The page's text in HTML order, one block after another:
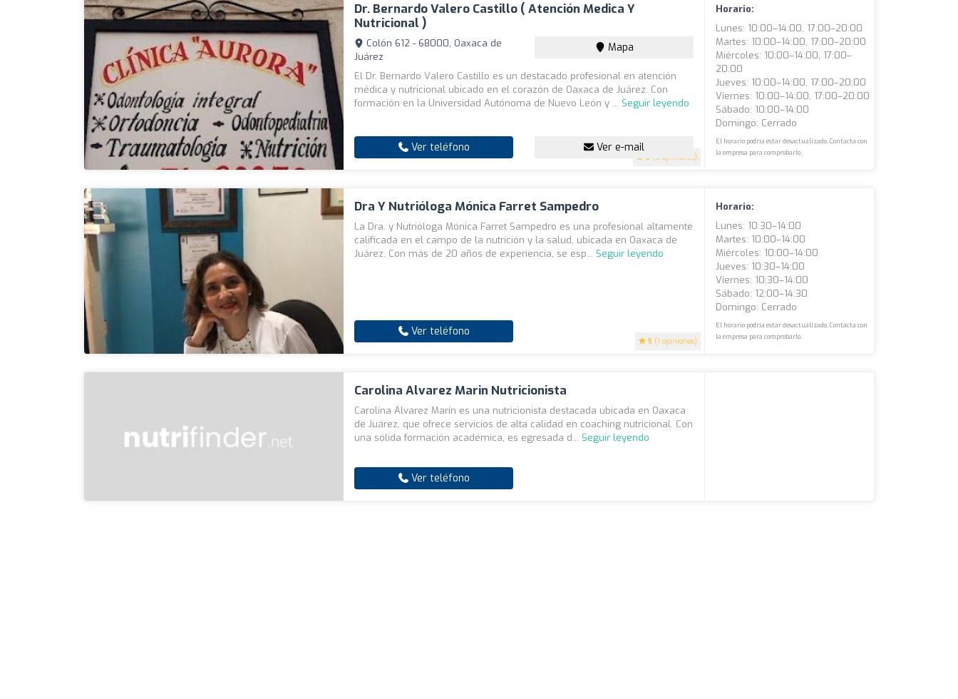
Dr. Bernardo Valero Castillo ( Atención Medica Y
Nutricional )
5 (5 opiniones)
Colón 612 - 68000, Oaxaca de
Juárez
Mapa
El Dr. Bernardo Valero Castillo es un destacado profesional en atención
médica y nutricional ubicado en el corazón de Oaxaca de Juárez. Con
formación en la Universidad Autónoma de Nuevo León y ... Seguir leyendo
Ver teléfono Ver e-mail
Horario:
Lunes: 10:00–14:00, 17:00–20:00
Martes: 10:00–14:00, 17:00–20:00
Miércoles: 10:00–14:00, 17:00–
20:00
Jueves: 10:00–14:00, 17:00–20:00
Viernes: 10:00–14:00, 17:00–20:00
Sábado: 10:00–14:00
Domingo: Cerrado
El horario podría estar desactualizado. Contacta con
la empresa para comprobarlo.
Dra Y Nutrióloga Mónica Farret Sampedro
5 (1 opiniones)
La Dra. y Nutrióloga Mónica Farret Sampedro es una profesional altamente
calificada en el campo de la nutrición y la salud, ubicada en Oaxaca de
Juárez. Con más de 20 años de experiencia, se esp... Seguir leyendo
Ver teléfono
Horario:
Lunes: 10:30–14:00
Martes: 10:00–14:00
Miércoles: 10:00–14:00
Jueves: 10:30–14:00
Viernes: 10:30–14:00
Sábado: 12:00–14:30
Domingo: Cerrado
El horario podría estar desactualizado. Contacta con
la empresa para comprobarlo.
Carolina Alvarez Marin Nutricionista
Carolina Álvarez Marín es una nutricionista destacada ubicada en Oaxaca
de Juárez, que ofrece servicios de alta calidad en coaching nutricional. Con
una sólida formación académica, es egresada d... Seguir leyendo
Ver teléfono